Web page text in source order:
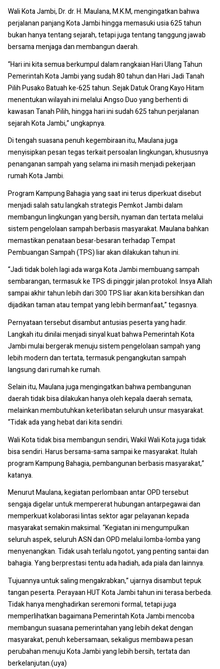
Wali Kota Jambi, Dr. dr. H. Maulana, M.K.M, mengingatkan bahwa
perjalanan panjang Kota Jambi hingga memasuki usia 625 tahun
bukan hanya tentang sejarah, tetapi juga tentang tanggung jawab
bersama menjaga dan membangun daerah.
“Hari ini kita semua berkumpul dalam rangkaian Hari Ulang Tahun
Pemerintah Kota Jambi yang sudah 80 tahun dan Hari Jadi Tanah
Pilih Pusako Batuah ke-625 tahun. Sejak Datuk Orang Kayo Hitam
menentukan wilayah ini melalui Angso Duo yang berhenti di
kawasan Tanah Pilih, hingga hari ini sudah 625 tahun perjalanan
sejarah Kota Jambi,” ungkapnya.
Di tengah suasana penuh kegembiraan itu, Maulana juga
menyisipkan pesan tegas terkait persoalan lingkungan, khususnya
penanganan sampah yang selama ini masih menjadi pekerjaan
rumah Kota Jambi.
Program Kampung Bahagia yang saat ini terus diperkuat disebut
menjadi salah satu langkah strategis Pemkot Jambi dalam
membangun lingkungan yang bersih, nyaman dan tertata melalui
sistem pengelolaan sampah berbasis masyarakat. Maulana bahkan
memastikan penataan besar-besaran terhadap Tempat
Pembuangan Sampah (TPS) liar akan dilakukan tahun ini.
“Jadi tidak boleh lagi ada warga Kota Jambi membuang sampah
sembarangan, termasuk ke TPS di pinggir jalan protokol. Insya Allah
sampai akhir tahun lebih dari 300 TPS liar akan kita bersihkan dan
dijadikan taman atau tempat yang lebih bermanfaat,” tegasnya.
Pernyataan tersebut disambut antusias peserta yang hadir.
Langkah itu dinilai menjadi sinyal kuat bahwa Pemerintah Kota
Jambi mulai bergerak menuju sistem pengelolaan sampah yang
lebih modern dan tertata, termasuk pengangkutan sampah
langsung dari rumah ke rumah.
Selain itu, Maulana juga mengingatkan bahwa pembangunan
daerah tidak bisa dilakukan hanya oleh kepala daerah semata,
melainkan membutuhkan keterlibatan seluruh unsur masyarakat.
“Tidak ada yang hebat dari kita sendiri.
Wali Kota tidak bisa membangun sendiri, Wakil Wali Kota juga tidak
bisa sendiri. Harus bersama-sama sampai ke masyarakat. Itulah
program Kampung Bahagia, pembangunan berbasis masyarakat,”
katanya.
Menurut Maulana, kegiatan perlombaan antar OPD tersebut
sengaja digelar untuk mempererat hubungan antarpegawai dan
memperkuat kolaborasi lintas sektor agar pelayanan kepada
masyarakat semakin maksimal. “Kegiatan ini mengumpulkan
seluruh aspek, seluruh ASN dan OPD melalui lomba-lomba yang
menyenangkan. Tidak usah terlalu ngotot, yang penting santai dan
bahagia. Yang berprestasi tentu ada hadiah, ada piala dan lainnya.
Tujuannya untuk saling mengakrabkan,” ujarnya disambut tepuk
tangan peserta. Perayaan HUT Kota Jambi tahun ini terasa berbeda.
Tidak hanya menghadirkan seremoni formal, tetapi juga
memperlihatkan bagaimana Pemerintah Kota Jambi mencoba
membangun suasana pemerintahan yang lebih dekat dengan
masyarakat, penuh kebersamaan, sekaligus membawa pesan
perubahan menuju Kota Jambi yang lebih bersih, tertata dan
berkelanjutan.(uya)